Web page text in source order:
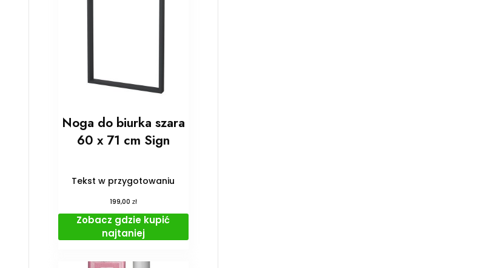
Noga do biurka szara
60 x 71 cm Sign
Tekst w przygotowaniu
199,00 zł
Zobacz gdzie kupić
najtaniej